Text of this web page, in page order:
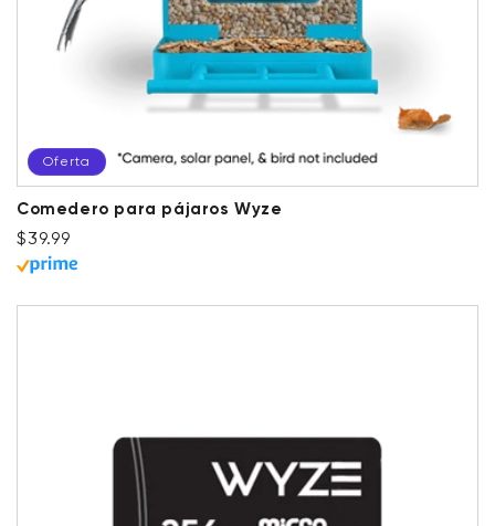
Oferta
Comedero para pájaros Wyze
Precio habitual
Precio de oferta
$39.99